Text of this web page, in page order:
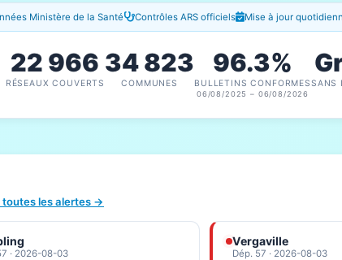
Ministère de la Santé Contrôles ARS officiels Mise à jour
22 966
RÉSEAUX COUVERTS
34 823
COMMUNES
96.3%
BULLETINS CONFORMES
06/08/2025 – 06/08/2026
SANS
toutes les alertes →
· 2026-08-03
Vergaville
Dép. 57 · 2026-08-03